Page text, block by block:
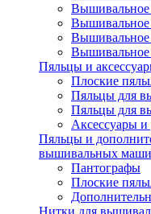
Пяльцы и
Плоские
Пяльцы для
Пяльцы для
Аксессуары и
Пяльцы и
вышивальных
Пантографы
Плоские
Нитки для